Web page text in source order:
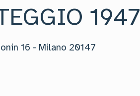
1947
16 - Milano 20147